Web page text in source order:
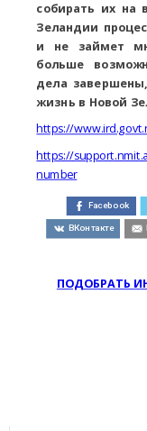
собирать их на
Зеландии
и не займет
больше
дела
жизнь в Новой
https://
https://
number
Facebook
ВКонтакте
ПОДОБРАТЬ